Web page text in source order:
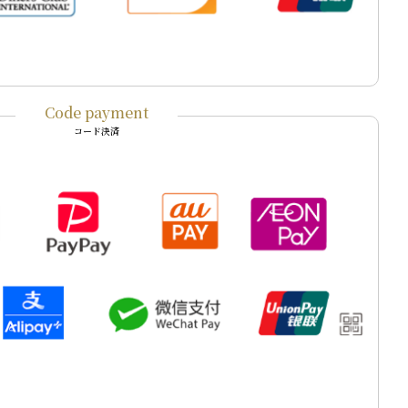
Code payment
コード決済